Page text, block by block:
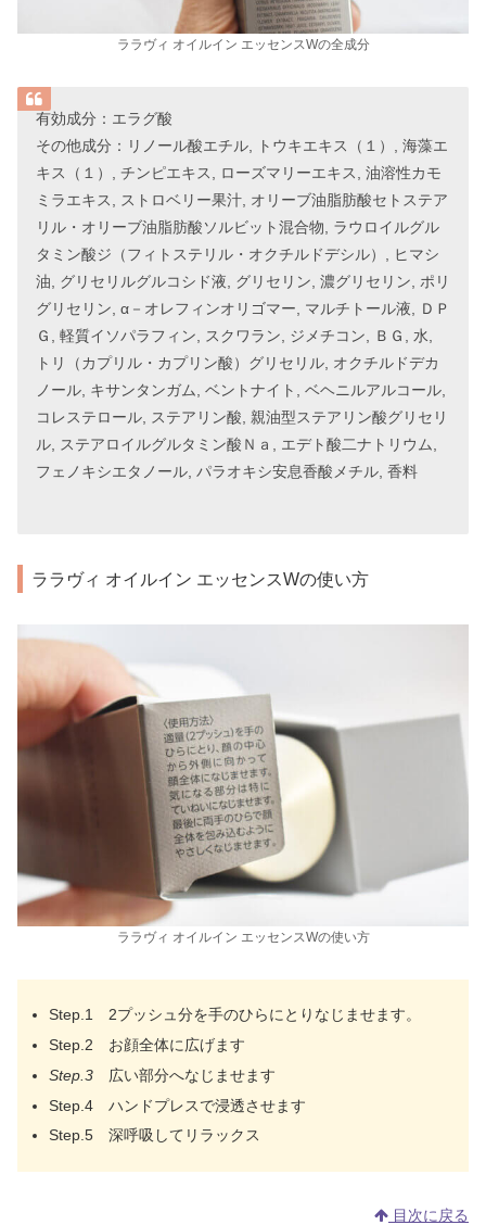
ララヴィ オイルイン エッセンスWの全成分
有効成分：エラグ酸
その他成分：リノール酸エチル, トウキエキス（１）, 海藻エ
キス（１）, チンピエキス, ローズマリーエキス, 油溶性カモ
ミラエキス, ストロベリー果汁, オリーブ油脂肪酸セトステア
リル・オリーブ油脂肪酸ソルビット混合物, ラウロイルグル
タミン酸ジ（フィトステリル・オクチルドデシル）, ヒマシ
油, グリセリルグルコシド液, グリセリン, 濃グリセリン, ポリ
グリセリン, α－オレフィンオリゴマー, マルチトール液, ＤＰ
Ｇ, 軽質イソパラフィン, スクワラン, ジメチコン, ＢＧ, 水,
トリ（カプリル・カプリン酸）グリセリル, オクチルドデカ
ノール, キサンタンガム, ベントナイト, ベヘニルアルコール,
コレステロール, ステアリン酸, 親油型ステアリン酸グリセリ
ル, ステアロイルグルタミン酸Ｎａ, エデト酸二ナトリウム,
フェノキシエタノール, パラオキシ安息香酸メチル, 香料
ララヴィ オイルイン エッセンスWの使い方
ララヴィ オイルイン エッセンスWの使い方
Step.1 2プッシュ分を手のひらにとりなじませます。
Step.2 お顔全体に広げます
Step.3広い部分へなじませます
Step.4 ハンドプレスで浸透させます
Step.5 深呼吸してリラックス
目次に戻る